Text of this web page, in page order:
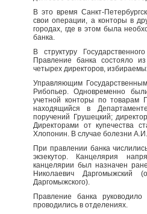
В это время Санкт-
свои операции, а конторы в
городах, где в этом была
банка.
В структуру
Правление банка состояло
четырех директоров,
Управляющим
Рибопьер. Одновременно
учетной конторы по товарам
находящийся в
поручений Грушецкий;
Директорами от купечества
Хлопонин. В случае болезни
При правлении банка
экзекутор. Канцелярия
канцелярии был назначен
Николаевич Даргомыжский
Даргомыжского).
Правление банка
проводились в отделениях.